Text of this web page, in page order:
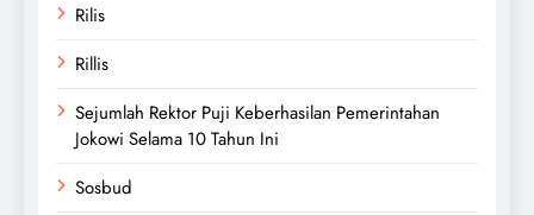
Rilis
Rillis
Sejumlah Rektor Puji Keberhasilan Pemerintahan
Jokowi Selama 10 Tahun Ini
Sosbud